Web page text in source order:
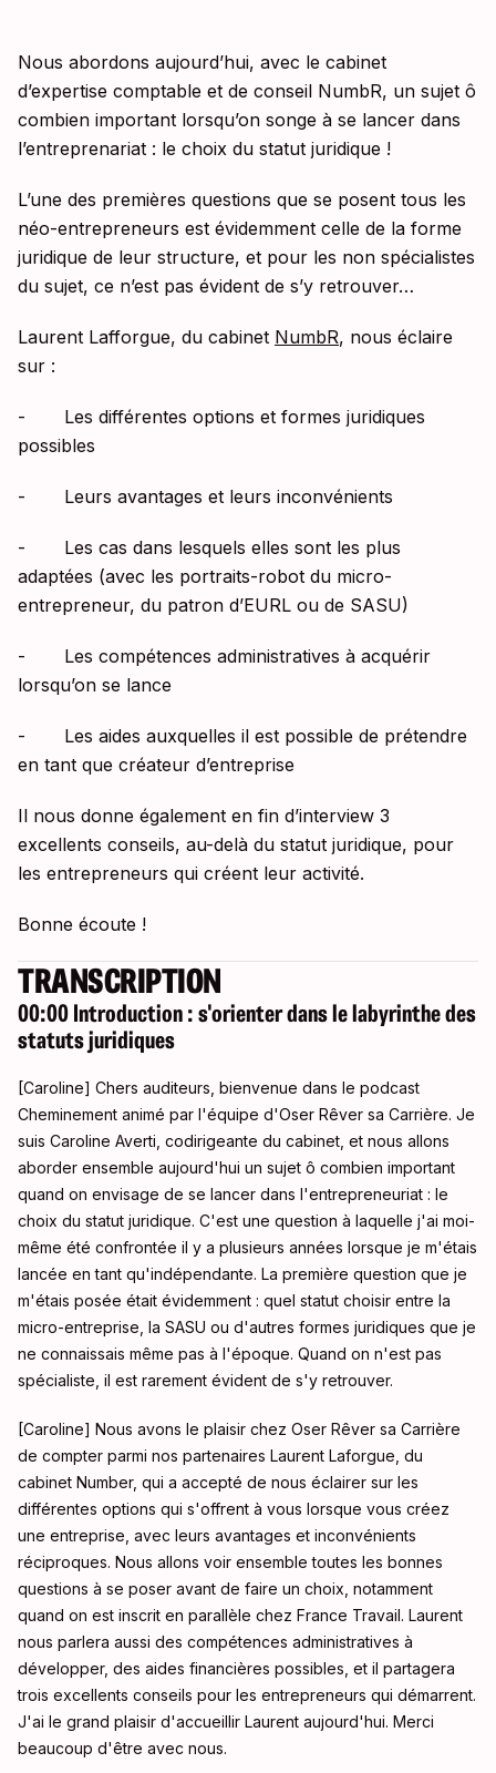
Nous abordons aujourd’hui, avec le cabinet
d’expertise comptable et de conseil NumbR, un sujet ô
combien important lorsqu’on songe à se lancer dans
l’entreprenariat : le choix du statut juridique !
L’une des premières questions que se posent tous les
néo-entrepreneurs est évidemment celle de la forme
juridique de leur structure, et pour les non spécialistes
du sujet, ce n’est pas évident de s’y retrouver…
Laurent Lafforgue, du cabinet NumbR, nous éclaire
sur :
- Les différentes options et formes juridiques
possibles
- Leurs avantages et leurs inconvénients
- Les cas dans lesquels elles sont les plus
adaptées (avec les portraits-robot du micro-
entrepreneur, du patron d’EURL ou de SASU)
- Les compétences administratives à acquérir
lorsqu’on se lance
- Les aides auxquelles il est possible de prétendre
en tant que créateur d’entreprise
Il nous donne également en fin d’interview 3
excellents conseils, au-delà du statut juridique, pour
les entrepreneurs qui créent leur activité.
Bonne écoute !
TRANSCRIPTION
00:00 Introduction : s'orienter dans le labyrinthe des
statuts juridiques
[Caroline] Chers auditeurs, bienvenue dans le podcast
Cheminement animé par l'équipe d'Oser Rêver sa Carrière. Je
suis Caroline Averti, codirigeante du cabinet, et nous allons
aborder ensemble aujourd'hui un sujet ô combien important
quand on envisage de se lancer dans l'entrepreneuriat : le
choix du statut juridique. C'est une question à laquelle j'ai moi-
même été confrontée il y a plusieurs années lorsque je m'étais
lancée en tant qu'indépendante. La première question que je
m'étais posée était évidemment : quel statut choisir entre la
micro-entreprise, la SASU ou d'autres formes juridiques que je
ne connaissais même pas à l'époque. Quand on n'est pas
spécialiste, il est rarement évident de s'y retrouver.
[Caroline] Nous avons le plaisir chez Oser Rêver sa Carrière
de compter parmi nos partenaires Laurent Laforgue, du
cabinet Number, qui a accepté de nous éclairer sur les
différentes options qui s'offrent à vous lorsque vous créez
une entreprise, avec leurs avantages et inconvénients
réciproques. Nous allons voir ensemble toutes les bonnes
questions à se poser avant de faire un choix, notamment
quand on est inscrit en parallèle chez France Travail. Laurent
nous parlera aussi des compétences administratives à
développer, des aides financières possibles, et il partagera
trois excellents conseils pour les entrepreneurs qui démarrent.
J'ai le grand plaisir d'accueillir Laurent aujourd'hui. Merci
beaucoup d'être avec nous.